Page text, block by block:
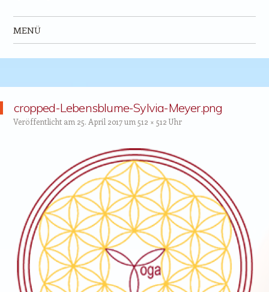
MENÜ
cropped-Lebensblume-Sylvia-Meyer.png
Veröffentlicht am 25. April 2017um 512 × 512 Uhr